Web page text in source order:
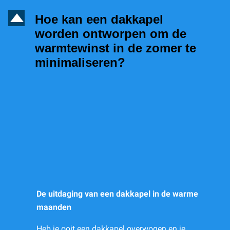
D
Hoe kan een dakkapel
worden ontworpen om de
warmtewinst in de zomer te
minimaliseren?
De uitdaging van een dakkapel in de warme
maanden